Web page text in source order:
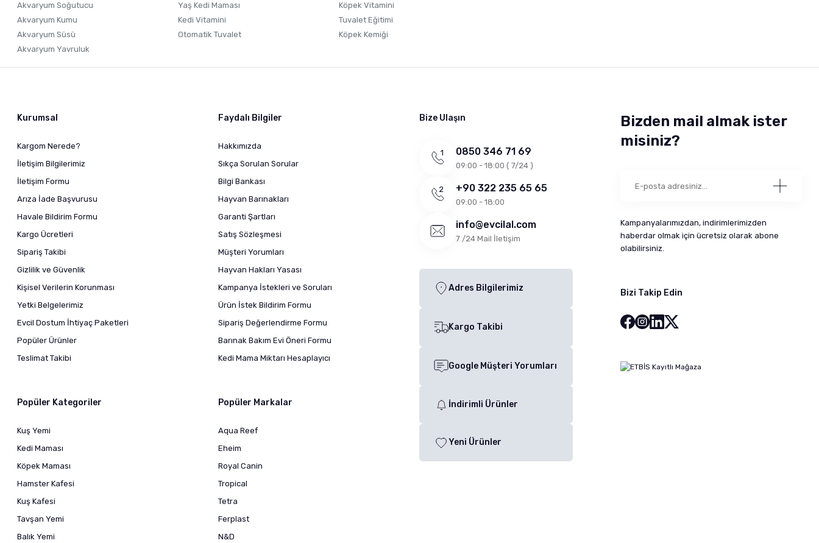
Akvaryum Soğutucu
Akvaryum Kumu
Akvaryum Süsü
Akvaryum Yavruluk
Yaş Kedi Maması
Kedi Vitamini
Otomatik Tuvalet
Köpek Vitamini
Tuvalet Eğitimi
Köpek Kemiği
Kurumsal
Kargom Nerede?
İletişim Bilgilerimiz
İletişim Formu
Arıza İade Başvurusu
Havale Bildirim Formu
Kargo Ücretleri
Sipariş Takibi
Gizlilik ve Güvenlik
Kişisel Verilerin Korunması
Yetki Belgelerimiz
Evcil Dostum İhtiyaç Paketleri
Popüler Ürünler
Teslimat Takibi
Faydalı Bilgiler
Hakkımızda
Sıkça Sorulan Sorular
Bilgi Bankası
Hayvan Barınakları
Garanti Şartları
Satış Sözleşmesi
Müşteri Yorumları
Hayvan Hakları Yasası
Kampanya İstekleri ve Soruları
Ürün İstek Bildirim Formu
Sipariş Değerlendirme Formu
Barınak Bakım Evi Öneri Formu
Kedi Mama Miktarı Hesaplayıcı
Popüler Kategoriler
Kuş Yemi
Kedi Maması
Köpek Maması
Hamster Kafesi
Kuş Kafesi
Tavşan Yemi
Balık Yemi
Popüler Markalar
Aqua Reef
Eheim
Royal Canin
Tropical
Tetra
Ferplast
N&D
Bize Ulaşın
0850 346 71 69
09:00 - 18:00 ( 7/24 )
+90 322 235 65 65
09:00 - 18:00
info@evcilal.com
7 /24 Mail İletişim
Adres Bilgilerimiz
Kargo Takibi
Google Müşteri Yorumları
İndirimli Ürünler
Yeni Ürünler
Bizden mail almak ister
misiniz?
Kampanyalarımızdan, indirimlerimizden
haberdar olmak için ücretsiz olarak abone
olabilirsiniz.
Bizi Takip Edin